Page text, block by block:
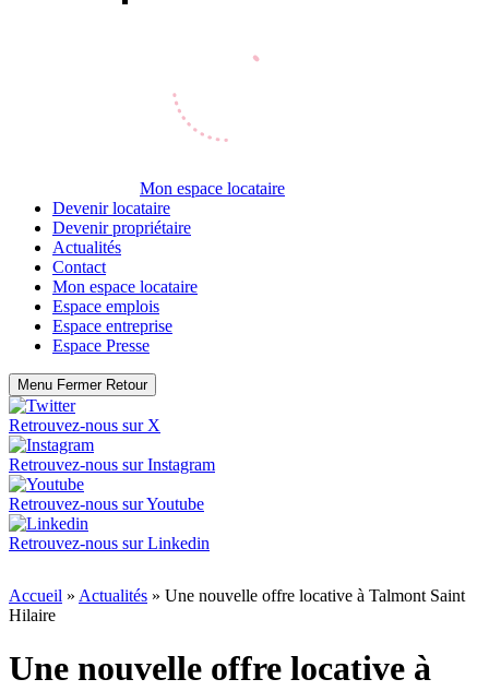
Mon espace locataire
Devenir locataire
Devenir propriétaire
Actualités
Contact
Mon espace locataire
Espace emplois
Espace entreprise
Espace Presse
Menu Fermer Retour
Retrouvez-nous sur X
Retrouvez-nous surInstagram
Retrouvez-nous surYoutube
Retrouvez-nous surLinkedin
Accueil » Actualités » Une nouvelle offre locative à Talmont Saint
Hilaire
Une nouvelle offre locative à